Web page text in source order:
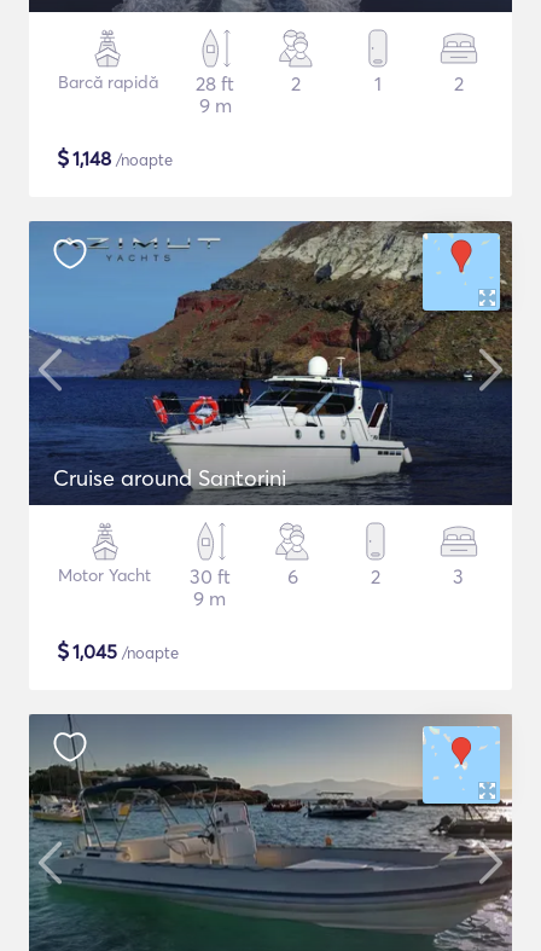
Barcă rapidă
28 ft
9 m
2 1 2
$1,148 /noapte
Cruise around Santorini
Motor Yacht
30 ft
9 m
6 2 3
$1,045 /noapte